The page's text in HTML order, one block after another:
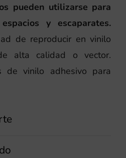
pueden utilizarse para
y escaparates.
de reproducir en vinilo
alta calidad o vector.
de vinilo adhesivo para